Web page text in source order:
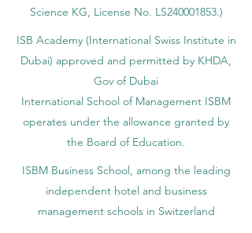
Science KG, License No. LS240001853.)
ISB Academy (International Swiss Institute in
Dubai) approved and permitted by KHDA,
Gov of Dubai
International School of Management ISBM
operates under the allowance granted by
the Board of Education.
ISBM Business School, among the leading
independent hotel and business
management schools in Switzerland